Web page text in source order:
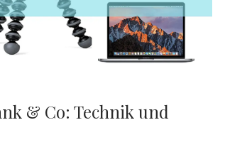
& Co: Technik und